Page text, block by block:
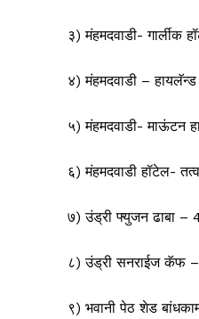
३) मंहमदवाडी- गार्लीक
४) मंहमदवाडी –
५) मंहमदवाडी- माऊंटन
६) मंहमदवाडी हॉटेल-
७) उंड्री फ्युजन ढाबा
८) उंड्री सनराईज कॅफ
९) भवानी पेठ शेड